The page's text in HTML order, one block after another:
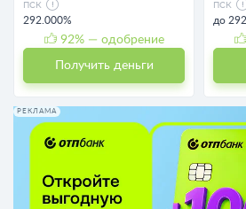
ПСК
292.000%
92% — одобрение
Получить деньги
ПСК
до
РЕКЛАМА